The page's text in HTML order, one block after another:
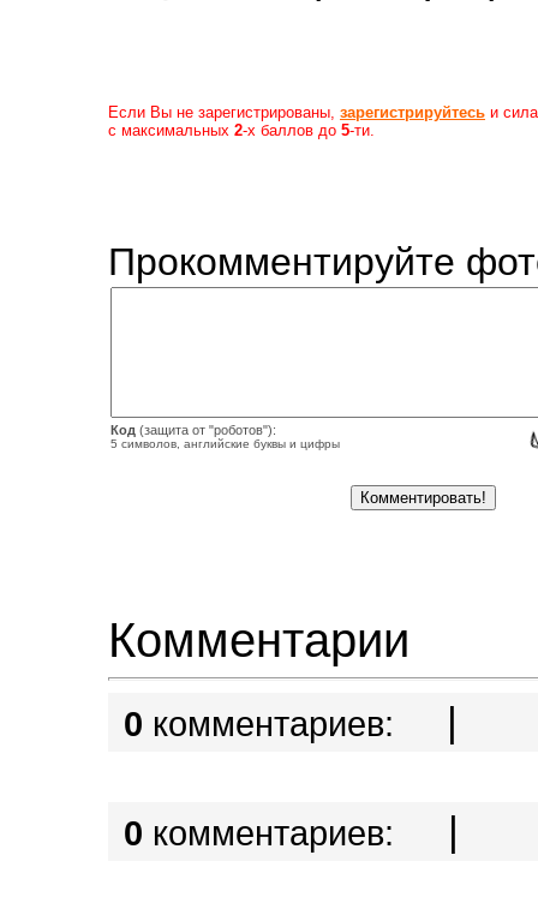
Если Вы не зарегистрированы, зарегистрируйтесь и
с максимальных 2-х баллов до 5-ти.
Прокомментируйте
Код (защита от "роботов"):
5 символов, английские буквы и цифры
Комментарии
0 комментариев: |
0 комментариев: |